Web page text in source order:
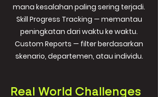
mana kesalahan paling sering terjadi.
Skill Progress Tracking — memantau
peningkatan dari waktu ke waktu.
Custom Reports — filter berdasarkan
skenario, departemen, atau individu.
Real World Challenges